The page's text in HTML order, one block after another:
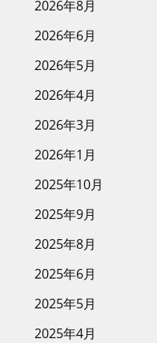
2026年8月
2026年6月
2026年5月
2026年4月
2026年3月
2026年1月
2025年10月
2025年9月
2025年8月
2025年6月
2025年5月
2025年4月